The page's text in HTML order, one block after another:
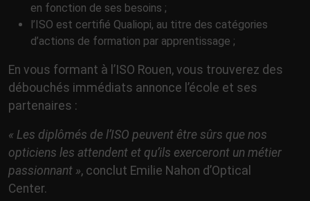
en fonction de ses besoins ;
l’ISO est certifié Qualiopi, au titre des catégories
d’actions de formation par apprentissage ;
En vous formant à l’ISO Rouen, vous trouverez des
débouchés immédiats annonce l’école et ses
partenaires :
« Les diplômés de l’ISO peuvent être sûrs que nos
opticiens les attendent et qu’ils exerceront un métier
passionnant », conclut Emilie Nahon d’Optical
Center.